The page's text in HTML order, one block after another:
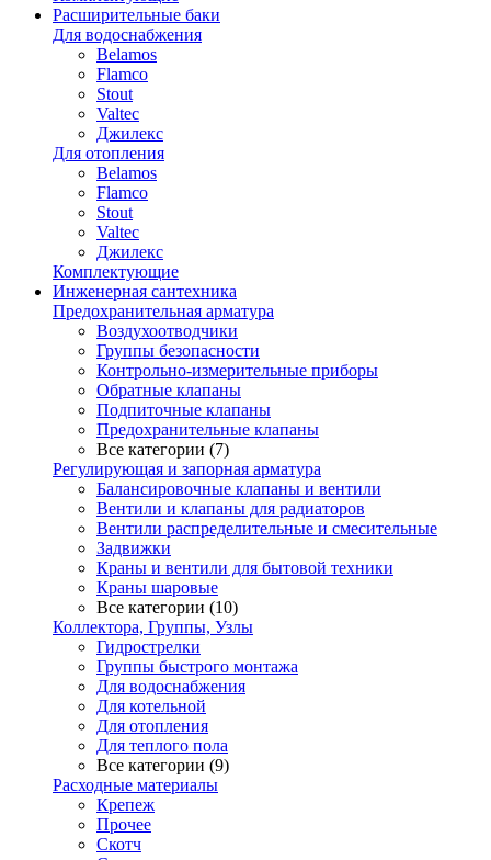
Расширительные баки
Для водоснабжения
Belamos
Flamco
Stout
Valtec
Джилекс
Для отопления
Belamos
Flamco
Stout
Valtec
Джилекс
Комплектующие
Инженерная сантехника
Предохранительная арматура
Воздухоотводчики
Группы безопасности
Контрольно-измерительные приборы
Обратные клапаны
Подпиточные клапаны
Предохранительные клапаны
Все категории (7)
Регулирующая и запорная арматура
Балансировочные клапаны и вентили
Вентили и клапаны для радиаторов
Вентили распределительные и смесительные
Задвижки
Краны и вентили для бытовой техники
Краны шаровые
Все категории (10)
Коллектора, Группы, Узлы
Гидрострелки
Группы быстрого монтажа
Для водоснабжения
Для котельной
Для отопления
Для теплого пола
Все категории (9)
Расходные материалы
Крепеж
Прочее
Скотч